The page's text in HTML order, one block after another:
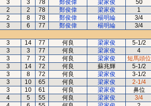
3 3 78 鄭俊偉 梁家俊 50
2 2 78 鄭俊偉 梁家俊 1
2 8 78 鄭俊偉 楊明綸 3/4
3 6 77 鄭俊偉 楊明綸 3/4
3 14 77 何良 梁家俊 5-1/2
3 3 77 何良 梁家俊 4
3 7 72 何良 梁家俊 短馬頭位
3 14 72 何良 蘇兆輝 5-1/2
3 8 72 何良 梁家俊 3-1/2
3 10 65 何良 梁家俊 2-1/4
3 10 61 何良 梁家俊 鼻位
4 5 55 何良 梁家俊 3/4